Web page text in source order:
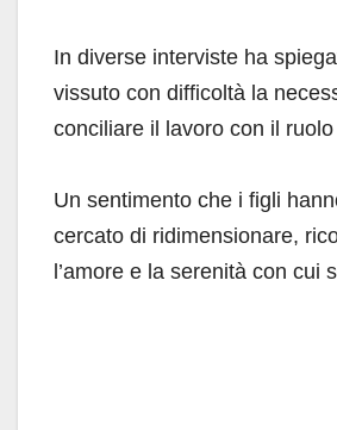
In diverse interviste ha
vissuto con difficoltà la
conciliare il lavoro con il
Un sentimento che i figli
cercato di ridimensionare,
l’amore e la serenità con cui